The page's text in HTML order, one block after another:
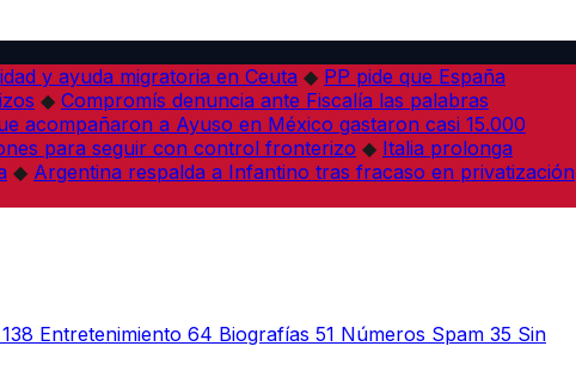
y ayuda migratoria en Ceuta ◆ PP pide que España
◆ Compromís denuncia ante Fiscalía las palabras
acompañaron a Ayuso en México gastaron casi 15.000
para seguir con control fronterizo ◆ Italia prolonga
◆ Argentina respalda a Infantino tras fracaso en privatización
138 Entretenimiento 64 Biografías 51 Números Spam 35 Sin